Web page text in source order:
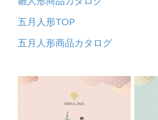
五月人形TOP
五月人形商品カタログ